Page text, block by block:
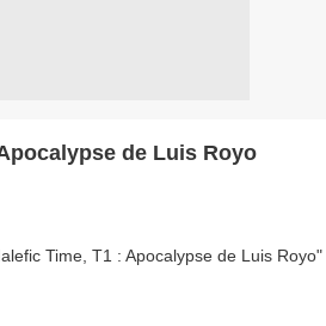
de Luis Royo